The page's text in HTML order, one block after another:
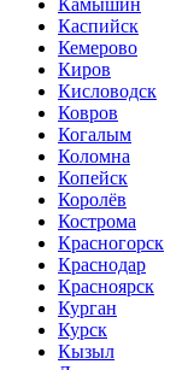
Каспийск
Кемерово
Киров
Кисловодск
Ковров
Когалым
Коломна
Копейск
Королёв
Кострома
Красногорск
Краснодар
Красноярск
Курган
Курск
Кызыл